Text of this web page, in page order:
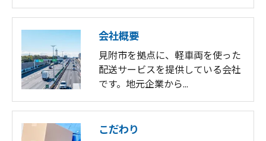
会社概要
見附市を拠点に、軽車両を使った
配送サービスを提供している会社
です。地元企業から…
こだわり